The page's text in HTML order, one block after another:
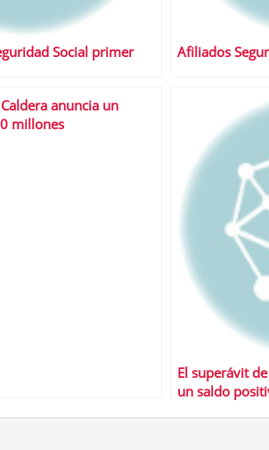
Social primer
Afiliados
anuncia un
millones
El superávit
un saldo